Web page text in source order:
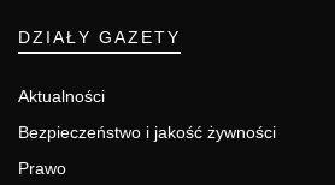
DZIAŁY GAZETY
Aktualności
Bezpieczeństwo i jakość żywności
Prawo